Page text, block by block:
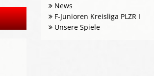
News
F-Junioren Kreisliga PLZR I
Unsere Spiele